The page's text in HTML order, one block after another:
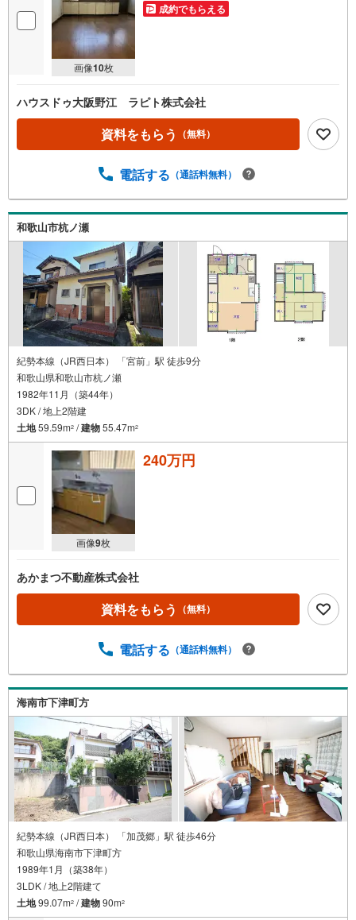
画像10枚
成約でもらえる
ハウスドゥ大阪野江 ラピト株式会社
資料をもらう （無料）
電話する （通話料無料）
和歌山市杭ノ瀬
紀勢本線（JR西日本） 「宮前」駅 徒歩9分
和歌山県和歌山市杭ノ瀬
1982年11月（築44年）
3DK / 地上2階建
土地59.59m2 /建物55.47m2
画像9枚
240万円
あかまつ不動産株式会社
資料をもらう （無料）
電話する （通話料無料）
海南市下津町方
紀勢本線（JR西日本） 「加茂郷」駅 徒歩46分
和歌山県海南市下津町方
1989年1月（築38年）
3LDK / 地上2階建て
土地99.07m2 /建物90m2